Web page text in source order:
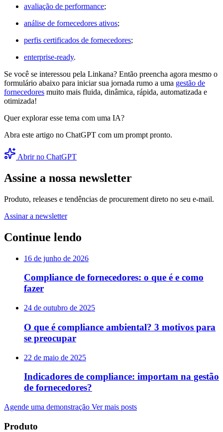
avaliação de performance;
análise de fornecedores ativos;
perfis certificados de fornecedores;
enterprise-ready.
Se você se interessou pela Linkana? Então preencha agora mesmo o
formulário abaixo para iniciar sua jornada rumo a uma gestão de
fornecedores muito mais fluida, dinâmica, rápida, automatizada e
otimizada!
Quer explorar esse tema com uma IA?
Abra este artigo no ChatGPT com um prompt pronto.
Abrir no ChatGPT
Assine a nossa newsletter
Produto, releases e tendências de procurement direto no seu e-mail.
Assinar a newsletter
Continue lendo
16 de junho de 2026
Compliance de fornecedores: o que é e como
fazer
24 de outubro de 2025
O que é compliance ambiental? 3 motivos para
se preocupar
22 de maio de 2025
Indicadores de compliance: importam na gestão
de fornecedores?
Agende uma demonstração Ver mais posts
Produto